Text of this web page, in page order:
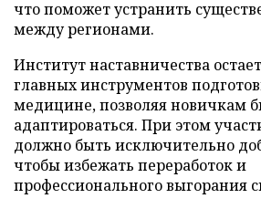
что поможет устранить
между регионами.
Институт наставничества
главных инструментов
медицине, позволяя новичкам
адаптироваться. При этом
должно быть исключительно
чтобы избежать переработок и
профессионального выгорания